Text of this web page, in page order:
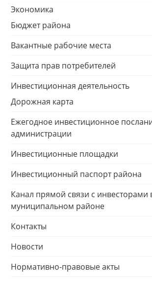
Экономика
Бюджет района
Вакантные рабочие места
Защита прав потребителей
Инвестиционная деятельность
Дорожная карта
Ежегодное инвестиционное
администрации
Инвестиционные площадки
Инвестиционный паспорт района
Канал прямой связи с
муниципальном районе
Контакты
Новости
Нормативно-правовые акты